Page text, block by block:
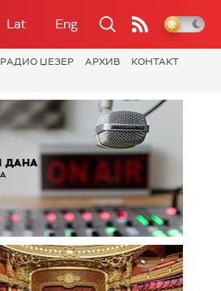
Lat Eng
РАДИО ЏЕЗЕР АРХИВ
КОНТАКТ